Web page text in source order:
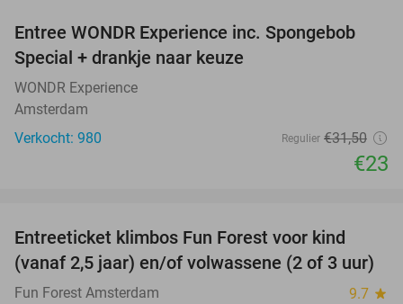
27%
Entree WONDR Experience inc. Spongebob
Special + drankje naar keuze
WONDR Experience
Amsterdam
Verkocht: 980
Regulier €31,50
€23
Entreeticket klimbos Fun Forest voor kind
(vanaf 2,5 jaar) en/of volwassene (2 of 3 uur)
Fun Forest Amsterdam 9.7 star